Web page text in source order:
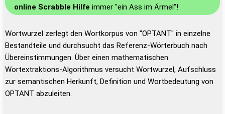
online Scrabble Hilfe immer "ein Ass im Ärmel"!
Wortwurzel zerlegt den Wortkorpus von "OPTANT" in einzelne
Bestandteile und durchsucht das Referenz-Wörterbuch nach
Übereinstimmungen. Über einen mathematischen
Wortextraktions-Algorithmus versucht Wortwurzel, Aufschluss
zur semantischen Herkunft, Definition und Wortbedeutung von
OPTANT abzuleiten.